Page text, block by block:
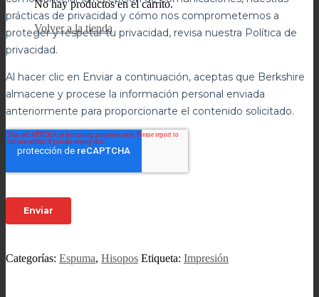
No hay productos en el carrito.
Volver a la tienda
Categorías: Espuma, Hisopos Etiqueta: Impresión